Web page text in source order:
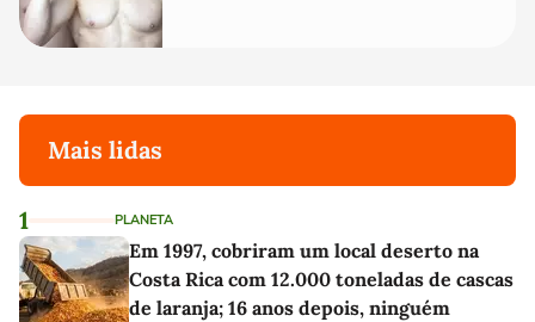
Mais lidas
1 PLANETA
Em 1997, cobriram um local deserto na
Costa Rica com 12.000 toneladas de cascas
de laranja; 16 anos depois, ninguém